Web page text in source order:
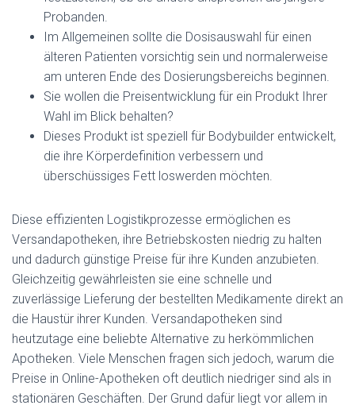
Probanden.
Im Allgemeinen sollte die Dosisauswahl für einen
älteren Patienten vorsichtig sein und normalerweise
am unteren Ende des Dosierungsbereichs beginnen.
Sie wollen die Preisentwicklung für ein Produkt Ihrer
Wahl im Blick behalten?
Dieses Produkt ist speziell für Bodybuilder entwickelt,
die ihre Körperdefinition verbessern und
überschüssiges Fett loswerden möchten.
Diese effizienten Logistikprozesse ermöglichen es
Versandapotheken, ihre Betriebskosten niedrig zu halten
und dadurch günstige Preise für ihre Kunden anzubieten.
Gleichzeitig gewährleisten sie eine schnelle und
zuverlässige Lieferung der bestellten Medikamente direkt an
die Haustür ihrer Kunden. Versandapotheken sind
heutzutage eine beliebte Alternative zu herkömmlichen
Apotheken. Viele Menschen fragen sich jedoch, warum die
Preise in Online-Apotheken oft deutlich niedriger sind als in
stationären Geschäften. Der Grund dafür liegt vor allem in